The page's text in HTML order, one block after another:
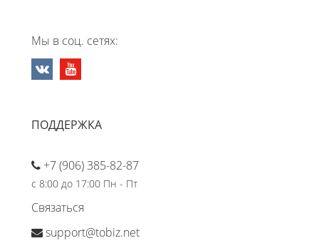
Мы в соц. сетях:
ПОДДЕРЖКА
+7 (906) 385-82-87
с 8:00 до 17:00 Пн - Пт
Связаться
support@tobiz.net